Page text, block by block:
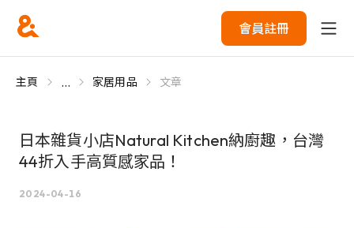
會員註冊
主頁 ... 家居用品 文章
日本雜貨小店Natural Kitchen納廚趣，台灣
44折入手高質感家品！
2024-04-16